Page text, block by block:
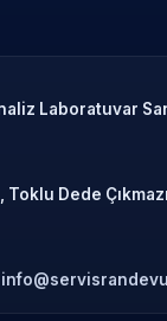
Laboratuvar
Dede